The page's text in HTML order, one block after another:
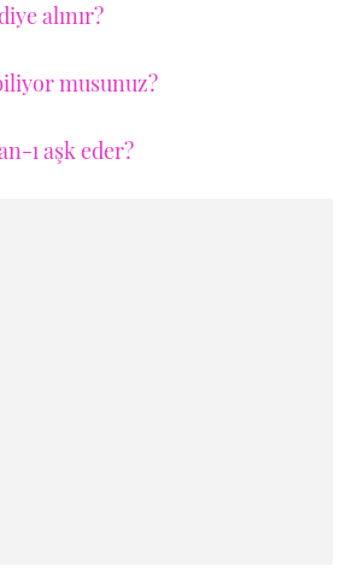
alınır?
musunuz?
ı aşk eder?